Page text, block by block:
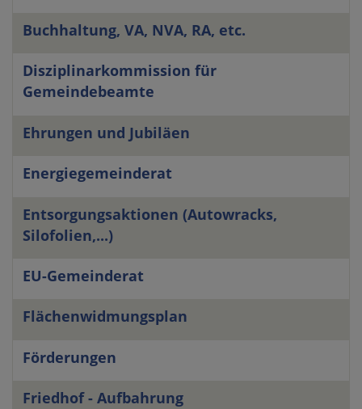
Buchhaltung, VA, NVA, RA, etc.
Disziplinarkommission für
Gemeindebeamte
Ehrungen und Jubiläen
Energiegemeinderat
Entsorgungsaktionen (Autowracks,
Silofolien,...)
EU-Gemeinderat
Flächenwidmungsplan
Förderungen
Friedhof - Aufbahrung